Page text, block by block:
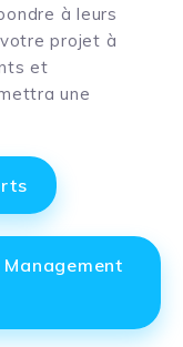
à leurs
projet à
et
une